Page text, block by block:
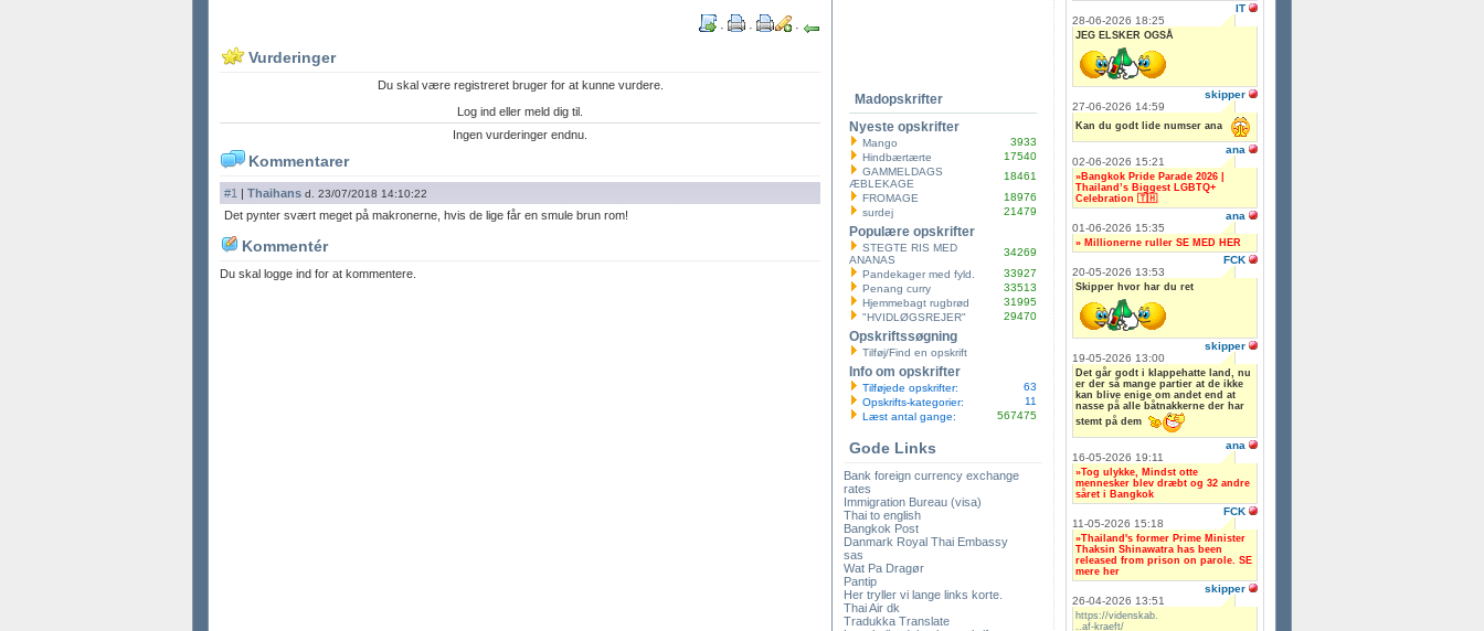
· · ·
Vurderinger
Du skal være registreret bruger for at kunne vurdere.
Log ind eller meld dig til.
Ingen vurderinger endnu.
Kommentarer
#1 | Thaihans d. 23/07/2018 14:10:22
Det pynter svært meget på makronerne, hvis de lige får en smule brun rom!
Kommentér
Du skal logge ind for at kommentere.
Madopskrifter
Nyeste opskrifter
Mango
3933
Hindbærtærte
17540
GAMMELDAGS
ÆBLEKAGE
18461
FROMAGE
18976
surdej
21479
Populære opskrifter
STEGTE RIS MED
ANANAS
34269
Pandekager med fyld.
33927
Penang curry
33513
Hjemmebagt rugbrød
31995
"HVIDLØGSREJER"
29470
Opskriftssøgning
Tilføj/Find en opskrift
Info om opskrifter
Tilføjede opskrifter:
63
Opskrifts-kategorier:
11
Læst antal gange:
567475
Gode Links
Bank foreign currency exchange
rates
Immigration Bureau (visa)
Thai to english
Bangkok Post
Danmark Royal Thai Embassy
sas
Wat Pa Dragør
Pantip
Her tryller vi lange links korte.
Thai Air dk
Tradukka Translate
IT
28-06-2026 18:25
JEG ELSKER OGSÅ
skipper
27-06-2026 14:59
Kan du godt lide numser ana
ana
02-06-2026 15:21
»Bangkok Pride Parade 2026 |
Thailand’s Biggest LGBTQ+
Celebration 🇹🇭
ana
01-06-2026 15:35
» Millionerne ruller SE MED HER
FCK
20-05-2026 13:53
Skipper hvor har du ret
skipper
19-05-2026 13:00
Det går godt i klappehatte land, nu
er der så mange partier at de ikke
kan blive enige om andet end at
nasse på alle båtnakkerne der har
stemt på dem
ana
16-05-2026 19:11
»Tog ulykke, Mindst otte
mennesker blev dræbt og 32 andre
såret i Bangkok
FCK
11-05-2026 15:18
»Thailand's former Prime Minister
Thaksin Shinawatra has been
released from prison on parole. SE
mere her
skipper
26-04-2026 13:51
https://videnskab.
..af-kraeft/